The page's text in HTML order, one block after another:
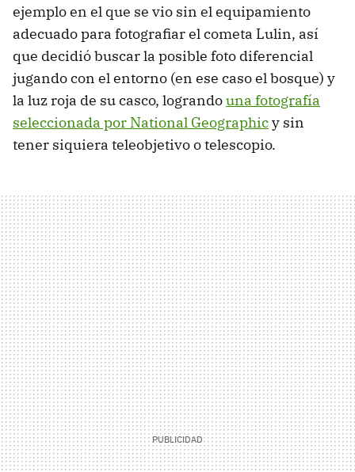
ejemplo en el que se vio sin el equipamiento
adecuado para fotografiar el cometa Lulin, así
que decidió buscar la posible foto diferencial
jugando con el entorno (en ese caso el bosque) y
la luz roja de su casco, lograndouna fotografía
seleccionada por National Geographicy sin
tener siquiera teleobjetivo o telescopio.